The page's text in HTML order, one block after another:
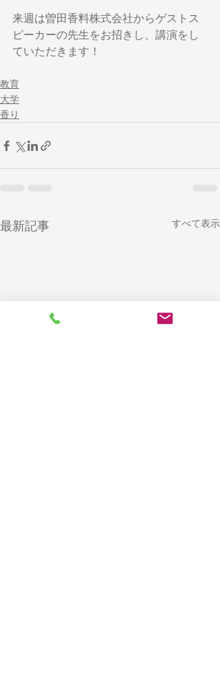
来週は曽田香料株式会社からゲストス
ピーカーの先生をお招きし、講演をし
ていただきます！
教育
大学
香り
最新記事 すべて表示